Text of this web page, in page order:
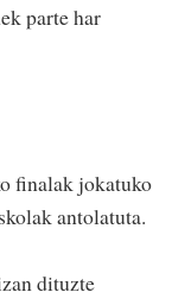
parte har
finalak jokatuko
antolatuta.
dituzte